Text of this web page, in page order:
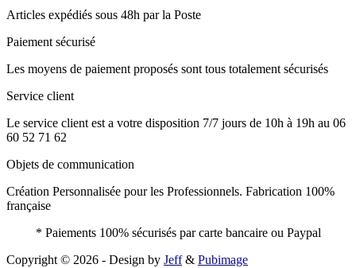
Articles expédiés sous 48h par la Poste
Paiement sécurisé
Les moyens de paiement proposés sont tous totalement sécurisés
Service client
Le service client est a votre disposition 7/7 jours de 10h à 19h au 06
60 52 71 62
Objets de communication
Création Personnalisée pour les Professionnels. Fabrication 100%
française
* Paiements 100% sécurisés par carte bancaire ou Paypal
Copyright © 2026 - Design by Jeff& Pubimage